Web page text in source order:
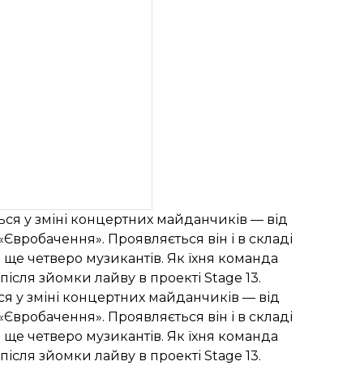
у зміні концертних майданчиків — від
Проявляється він і в складі
четверо музикантів. Як їхня команда
зйомки лайву в проекті Stage 13.
у зміні концертних майданчиків — від
Проявляється він і в складі
четверо музикантів. Як їхня команда
зйомки лайву в проекті Stage 13.